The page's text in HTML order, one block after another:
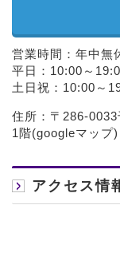
営業時間：年中無
平日：10:00～
土日祝：10:00～
住所：〒286-
1階(googleマップ)
アクセス情